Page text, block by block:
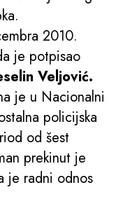
2010.
je potpisao
Veljović.
je u Nacionalni
policijska
od šest
prekinut je
je radni odnos